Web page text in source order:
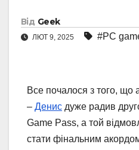
Від Geek
ЛЮТ 9, 2025 #PC
Все почалося з того, що
– Денис дуже радив
Game Pass, а той
стати фінальним